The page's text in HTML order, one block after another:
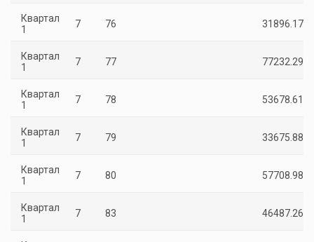
Квартал
1
7 76 31896.17
Квартал
1
7 77 77232.29
Квартал
1
7 78 53678.61
Квартал
1
7 79 33675.88
Квартал
1
7 80 57708.98
Квартал
1
7 83 46487.26